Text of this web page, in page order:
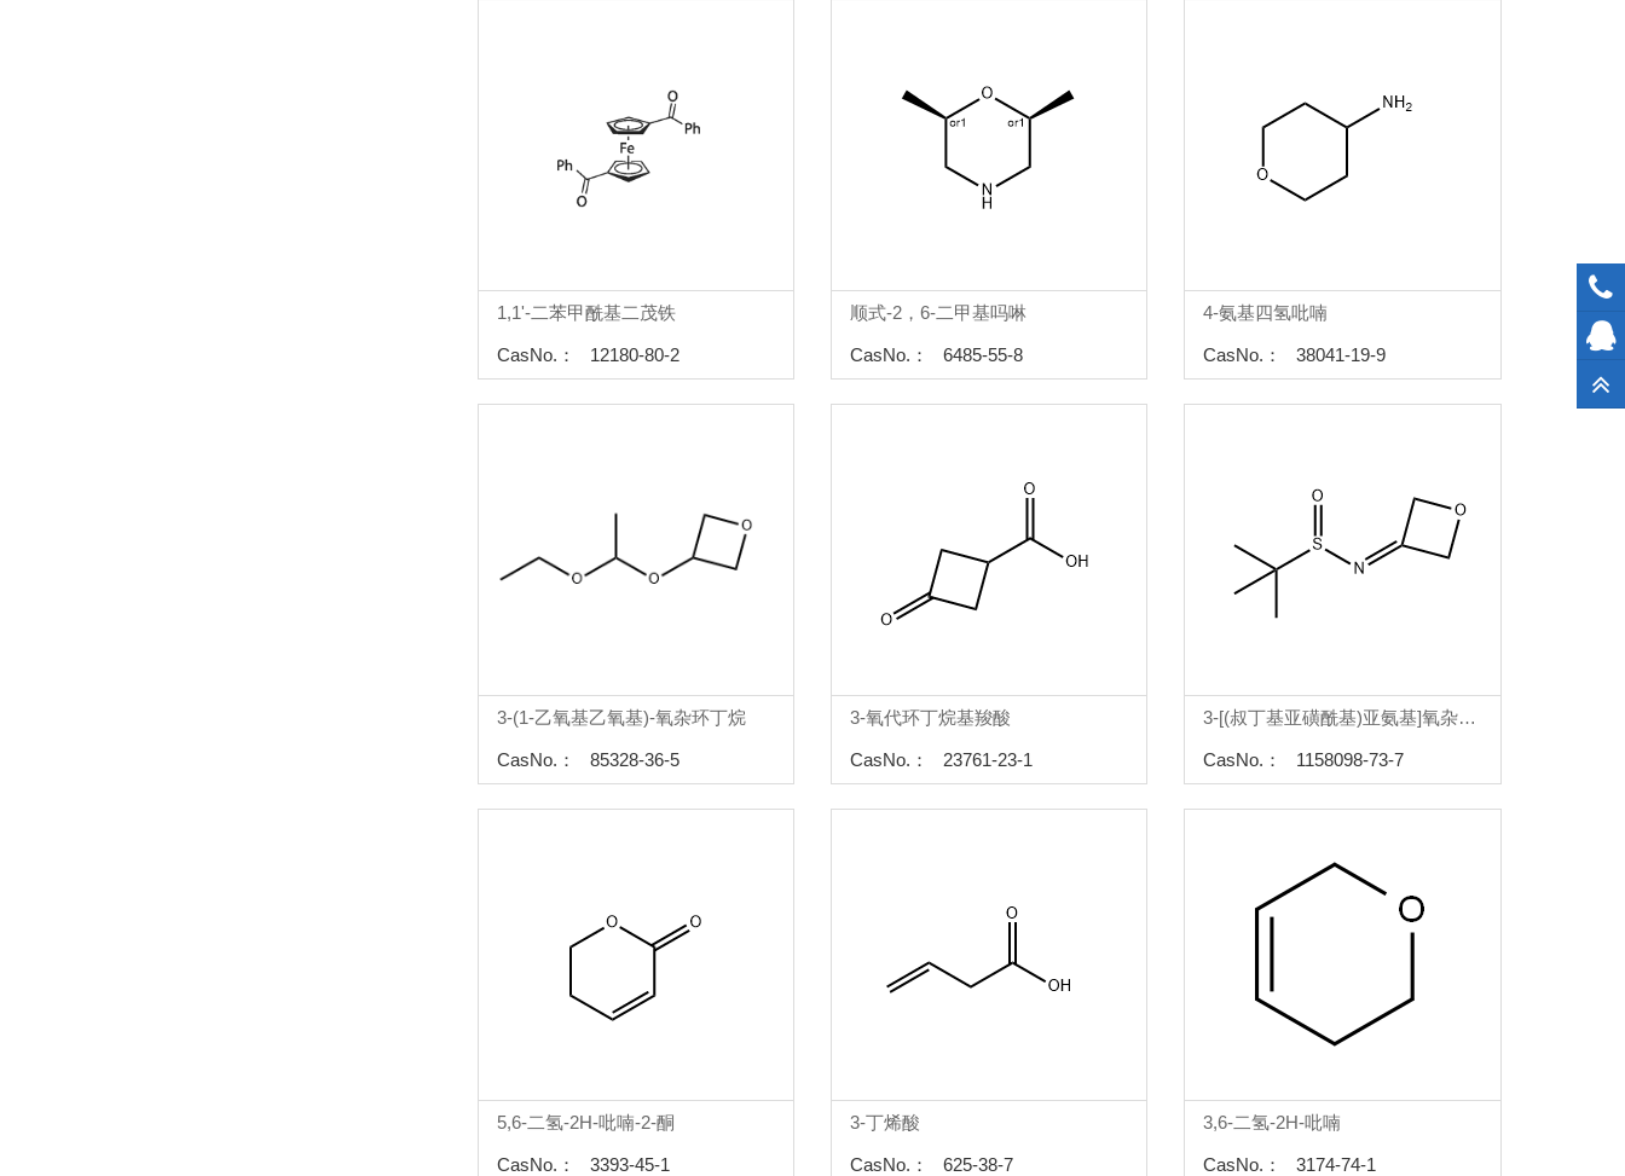
1,1'-二苯甲酰基二茂铁
CasNo.： 12180-80-2
顺式-2，6-二甲基吗啉
CasNo.： 6485-55-8
4-氨基四氢吡喃
CasNo.： 38041-19-9
3-(1-乙氧基乙氧基)-氧杂环丁烷
CasNo.： 85328-36-5
3-氧代环丁烷基羧酸
CasNo.： 23761-23-1
3-[(叔丁基亚磺酰基)亚氨基]氧杂环丁烷
CasNo.： 1158098-73-7
5,6-二氢-2H-吡喃-2-酮
CasNo.： 3393-45-1
3-丁烯酸
CasNo.： 625-38-7
3,6-二氢-2H-吡喃
CasNo.： 3174-74-1